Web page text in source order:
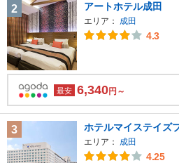
2 アートホテル成田
エリア： 成田
4.3
最安 6,340円～
3 ホテルマイステイズ
エリア： 成田
4.25